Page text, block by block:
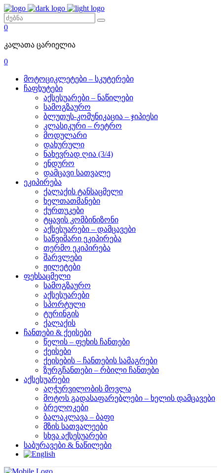
0
კალათა ცარიელია
0
მოტოციკლეტები – სკუტერები
ჩაფხუტები
აქსესუარები – ნაწილები
სამოგზაურო
ბლუთუს-კომუნიკაცია – ჯიპიესი
კლასიკური – რეტრო
მოდულარი
დახურული
ნახევრად ღია (3/4)
ენდურო
დამცავი სათვალე
ეკიპირება
ქალაქის ტანსაცმელი
ხელთათმანები
ქურთუკები
ტყავის კომბინიზონი
აქსესუარები – დამცავები
საწვიმარი ეკიპირება
თერმო ეკიპირება
შარვლები
ჟილეტები
ფეხსაცმელი
სამოგზაურო
აქსესუარები
სპორტული
ტურინგის
ქალაქის
ჩანთები & ქეისები
წელის – ფეხის ჩანთები
ქეისები
ქეისების – ჩანთების სამაგრები
ზურგჩანთები – რბილი ჩანთები
აქსესუარები
აღჭურვილობის მოვლა
მოტოს გადასაფარებლები – ხელის დამცავები
ბრელოკები
ბალაკლავა – ბაფი
მზის სათვალეები
სხვა აქსესუარები
საბურავები & ნაწილები